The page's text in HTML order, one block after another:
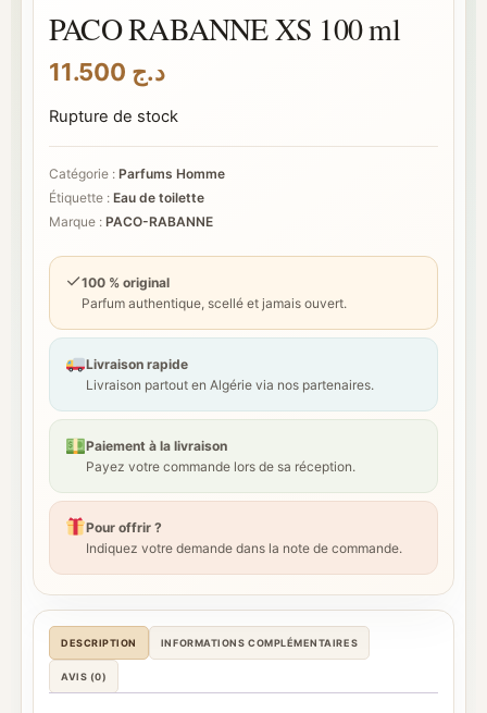
PACO RABANNE XS 100 ml
د.ج
Rupture de stock
Catégorie : Parfums Homme
Étiquette : Eau de toilette
Marque : PACO-RABANNE
✓100 % original
Parfum authentique, scellé et jamais ouvert.
Livraison rapide
Livraison partout en Algérie via nos partenaires.
Paiement à la livraison
Payez votre commande lors de sa réception.
Pour offrir ?
Indiquez votre demande dans la note de commande.
DESCRIPTION INFORMATIONS COMPLÉMENTAIRES
AVIS (0)